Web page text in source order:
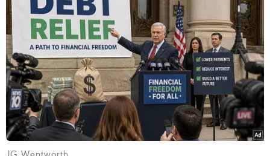
vào 16 giờ cùng ngày.
Ngoài ra, Bệnh viện Đa khoa tỉnh Sơn La cũng
tiếp nhận và điều trị cho 4 trẻ được gia đình
đưa vào viện sau khi tiêm vắcxin ComBE Five
(mũi 1-2-3) tại các trạm y tế xã, phường, trong số
đó, hai trẻ được chẩn đoán phản vệ độ 3 sau
tiêm phòng./.